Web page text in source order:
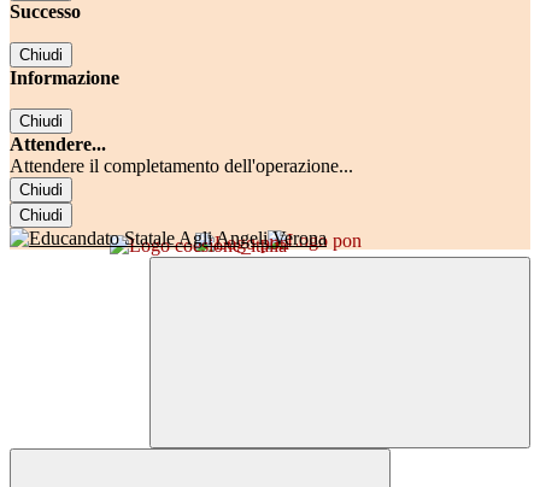
Successo
Chiudi
Informazione
Chiudi
Attendere...
Attendere il completamento dell'operazione...
Chiudi
Chiudi